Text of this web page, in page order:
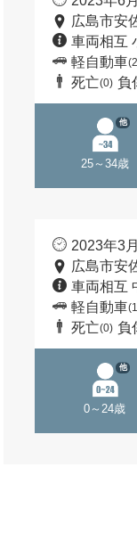
広島市安
車両相互
軽自動車
死亡(0) 負
25～34歳
他
2023年3
広島市安
車両相互
軽自動車
死亡(0) 負
0～24歳
他